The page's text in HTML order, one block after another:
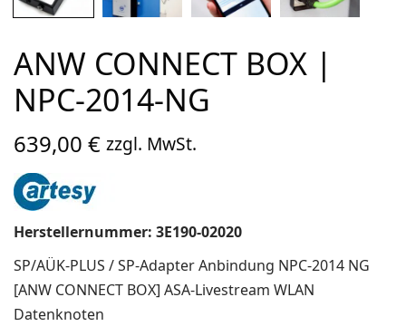
ANW CONNECT BOX |
NPC-2014-NG
639,00€ zzgl. MwSt.
Herstellernummer: 3E190-02020
SP/AÜK-PLUS / SP-Adapter Anbindung NPC-2014 NG
[ANW CONNECT BOX] ASA-Livestream WLAN
Datenknoten